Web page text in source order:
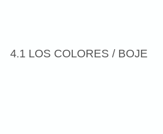
4.1 LOS COLORES / BOJE